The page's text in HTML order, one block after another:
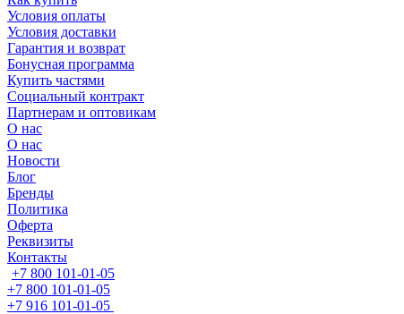
Условия оплаты
Условия доставки
Гарантия и возврат
Бонусная программа
Купить частями
Социальный контракт
Партнерам и оптовикам
О нас
О нас
Новости
Блог
Бренды
Политика
Оферта
Реквизиты
Контакты
+7 800 101-01-05
+7 800 101-01-05
+7 916 101-01-05